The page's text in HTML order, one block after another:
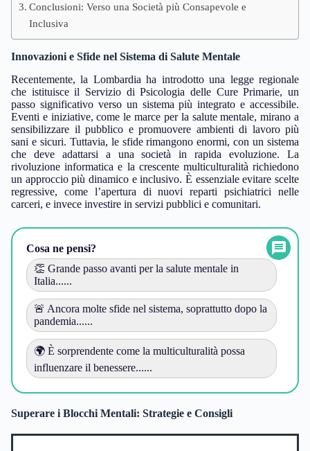
Conclusioni: Verso una Società più Consapevole e
Inclusiva
Innovazioni e Sfide nel Sistema di Salute Mentale
Recentemente, la Lombardia ha introdotto una legge regionale
che istituisce il Servizio di Psicologia delle Cure Primarie, un
passo significativo verso un sistema più integrato e accessibile.
Eventi e iniziative, come le marce per la salute mentale, mirano a
sensibilizzare il pubblico e promuovere ambienti di lavoro più
sani e sicuri. Tuttavia, le sfide rimangono enormi, con un sistema
che deve adattarsi a una società in rapida evoluzione. La
rivoluzione informatica e la crescente multiculturalità richiedono
un approccio più dinamico e inclusivo. È essenziale evitare scelte
regressive, come l’apertura di nuovi reparti psichiatrici nelle
carceri, e invece investire in servizi pubblici e comunitari.
Cosa ne pensi?
👏 Grande passo avanti per la salute mentale in
Italia......
🚨 Ancora molte sfide nel sistema, soprattutto dopo la
pandemia......
🌍 È sorprendente come la multiculturalità possa
influenzare il benessere......
Superare i Blocchi Mentali: Strategie e Consigli